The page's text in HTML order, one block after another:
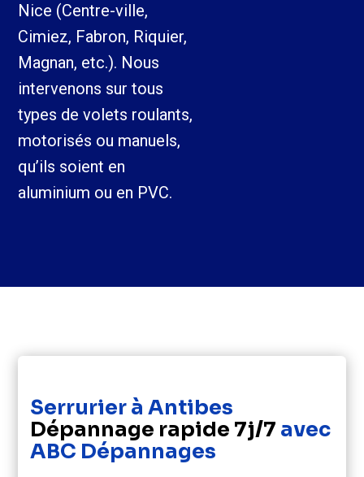
Nice (Centre-ville,
Cimiez, Fabron, Riquier,
Magnan, etc.). Nous
intervenons sur tous
types de volets roulants,
motorisés ou manuels,
qu’ils soient en
aluminium ou en PVC.
Serrurier à Antibes
Dépannage rapide 7j/7 avec
ABC Dépannages